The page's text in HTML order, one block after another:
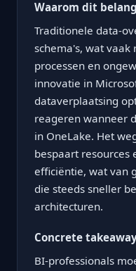
Waarom dit
Traditionele data-
schema's, wat
processen en
innovatie in
dataverplaatsing
reageren wanneer
in OneLake. Het
bespaart resources
efficiëntie, wat van
die steeds sneller
architecturen.
Concrete
BI-professionals